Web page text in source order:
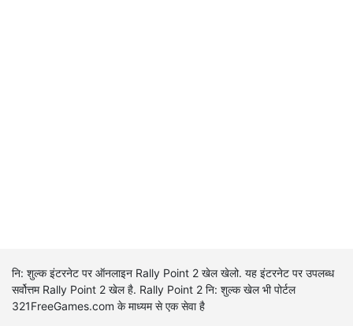
नि: शुल्क इंटरनेट पर ऑनलाइन Rally Point 2 खेल खेलो. यह इंटरनेट पर उपलब्ध
सर्वोत्तम Rally Point 2 खेल है. Rally Point 2 नि: शुल्क खेल भी पोर्टल
321FreeGames.com के माध्यम से एक सेवा है